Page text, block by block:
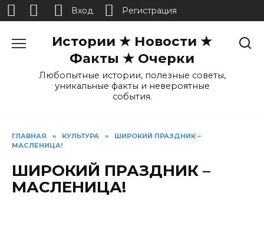
Истории ★ Новости ★
Факты ★ Очерки
Любопытные истории, полезные советы,
уникальные факты и невероятные
события.
ГЛАВНАЯ » КУЛЬТУРА »
ШИРОКИЙ ПРАЗДНИК –
МАСЛЕНИЦА!
ШИРОКИЙ ПРАЗДНИК –
МАСЛЕНИЦА!
Вход Регистрация